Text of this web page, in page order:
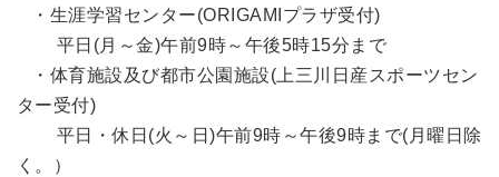
・生涯学習センター(ORIGAMIプラザ受付)
平日(月～金)午前9時～午後5時15分まで
・体育施設及び都市公園施設(上三川日産スポーツセン
ター受付)
平日・休日(火～日)午前9時～午後9時まで(月曜日除
く。）